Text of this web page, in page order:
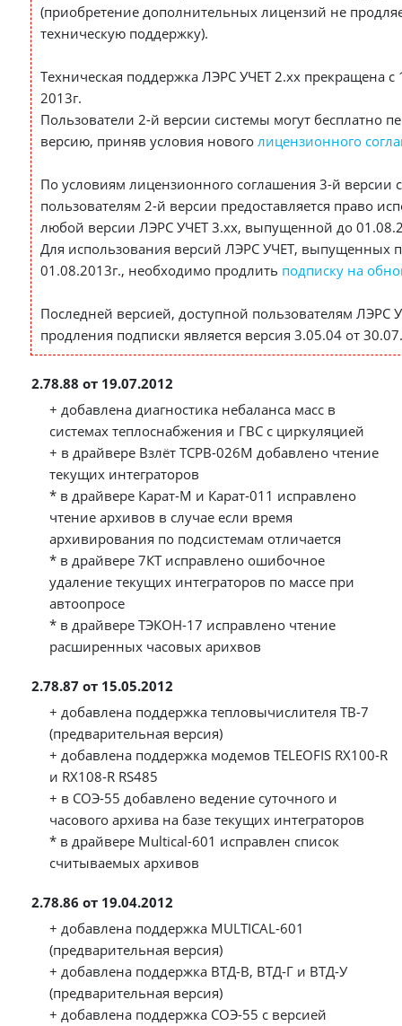
(приобретение дополнительных лицензий не
техническую поддержку).
Техническая поддержка ЛЭРС УЧЕТ 2.хх прекращена с
2013г.
Пользователи 2-й версии системы могут бесплатно
версию, приняв условия нового лицензионного
По условиям лицензионного соглашения 3-й версии
пользователям 2-й версии предоставляется право
любой версии ЛЭРС УЧЕТ 3.хх, выпущенной до
Для использования версий ЛЭРС УЧЕТ, выпущенных
01.08.2013г., необходимо продлить подписку на
Последней версией, доступной пользователям ЛЭРС
продления подписки является версия 3.05.04 от
2.78.88 от 19.07.2012
+ добавлена диагностика небаланса масс в
системах теплоснабжения и ГВС с циркуляцией
+ в драйвере Взлёт ТСРВ-026М добавлено чтение
текущих интеграторов
* в драйвере Карат-М и Карат-011 исправлено
чтение архивов в случае если время
архивирования по подсистемам отличается
* в драйвере 7КТ исправлено ошибочное
удаление текущих интеграторов по массе при
автоопросе
* в драйвере ТЭКОН-17 исправлено чтение
расширенных часовых арихвов
2.78.87 от 15.05.2012
+ добавлена поддержка тепловычислителя ТВ-7
(предварительная версия)
+ добавлена поддержка модемов TELEOFIS RX100-R
и RX108-R RS485
+ в СОЭ-55 добавлено ведение суточного и
часового архива на базе текущих интеграторов
* в драйвере Multical-601 исправлен список
считываемых архивов
2.78.86 от 19.04.2012
+ добавлена поддержка MULTICAL-601
(предварительная версия)
+ добавлена поддержка ВТД-В, ВТД-Г и ВТД-У
(предварительная версия)
+ добавлена поддержка СОЭ-55 с версией